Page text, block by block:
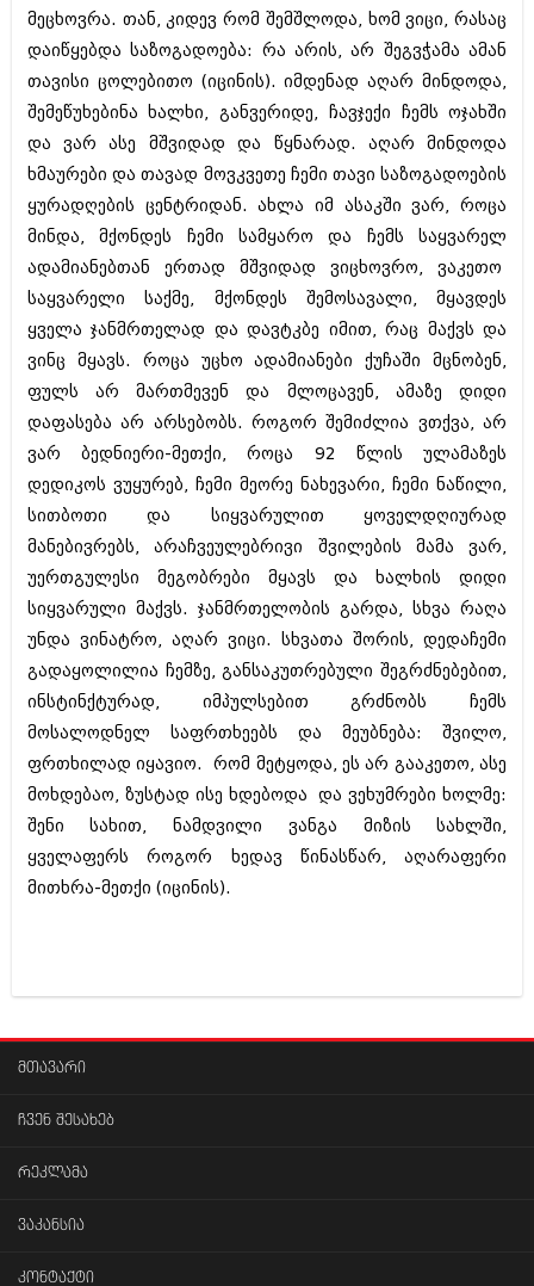
მეცხოვრა. თან, კიდევ რომ შემშლოდა, ხომ ვიცი, რასაც
დაიწყებდა საზოგადოება: რა არის, არ შეგვჭამა ამან
თავისი ცოლებითო (იცინის). იმდენად აღარ მინდოდა,
შემეწუხებინა ხალხი, განვერიდე, ჩავჯექი ჩემს ოჯახში
და ვარ ასე მშვიდად და წყნარად. აღარ მინდოდა
ხმაურები და თავად მოვკვეთე ჩემი თავი საზოგადოების
ყურადღების ცენტრიდან. ახლა იმ ასაკში ვარ, როცა
მინდა, მქონდეს ჩემი სამყარო და ჩემს საყვარელ
ადამიანებთან ერთად მშვიდად ვიცხოვრო, ვაკეთო
საყვარელი საქმე, მქონდეს შემოსავალი, მყავდეს
ყველა ჯანმრთელად და დავტკბე იმით, რაც მაქვს და
ვინც მყავს. როცა უცხო ადამიანები ქუჩაში მცნობენ,
ფულს არ მართმევენ და მლოცავენ, ამაზე დიდი
დაფასება არ არსებობს. როგორ შემიძლია ვთქვა, არ
ვარ ბედნიერი-მეთქი, როცა 92 წლის ულამაზეს
დედიკოს ვუყურებ, ჩემი მეორე ნახევარი, ჩემი ნაწილი,
სითბოთი და სიყვარულით ყოველდღიურად
მანებივრებს, არაჩვეულებრივი შვილების მამა ვარ,
უერთგულესი მეგობრები მყავს და ხალხის დიდი
სიყვარული მაქვს. ჯანმრთელობის გარდა, სხვა რაღა
უნდა ვინატრო, აღარ ვიცი. სხვათა შორის, დედაჩემი
გადაყოლილია ჩემზე, განსაკუთრებული შეგრძნებებით,
ინსტინქტურად, იმპულსებით გრძნობს ჩემს
მოსალოდნელ საფრთხეებს და მეუბნება: შვილო,
ფრთხილად იყავიო. რომ მეტყოდა, ეს არ გააკეთო, ასე
მოხდებაო, ზუსტად ისე ხდებოდა და ვეხუმრები ხოლმე:
შენი სახით, ნამდვილი ვანგა მიზის სახლში,
ყველაფერს როგორ ხედავ წინასწარ, აღარაფერი
მითხრა-მეთქი (იცინის).
მთავარი
ჩვენ შესახებ
რეკლამა
ვაკანსია
კონტაქტი